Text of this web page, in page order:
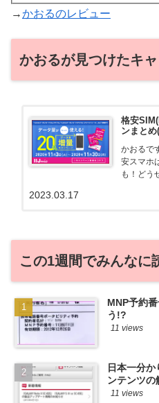
→かおるのレビュー
かおるが見つけたキ
格安
ンまと
かおるで
安スマホ
も！どう
る自身
2023.03.17
この1週間でみんなに
MNP予約
う!?
11 views
日本一分
ンテンツの
11 views